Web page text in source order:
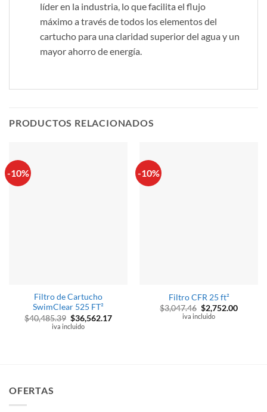
líder en la industria, lo que facilita el flujo
máximo a través de todos los elementos del
cartucho para una claridad superior del agua y un
mayor ahorro de energía.
PRODUCTOS RELACIONADOS
-10%
Filtro de Cartucho
SwimClear 525 FT²
$40,485.39 El
precio
$36,562.17El
iva incluido
-10%
Filtro CFR 25 ft²
$3,047.46 El
precio
$2,752.00El
iva incluido
OFERTAS